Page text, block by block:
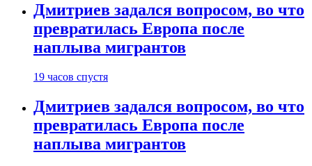
Дмитриев задался вопросом, во что
превратилась Европа после
наплыва мигрантов
19 часов спустя
Дмитриев задался вопросом, во что
превратилась Европа после
наплыва мигрантов